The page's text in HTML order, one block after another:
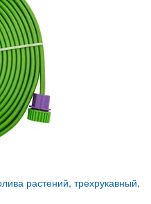
растений, трехрукавный,